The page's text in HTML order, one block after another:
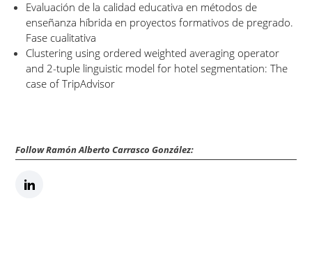
Evaluación de la calidad educativa en métodos de
enseñanza híbrida en proyectos formativos de pregrado.
Fase cualitativa
Clustering using ordered weighted averaging operator
and 2-tuple linguistic model for hotel segmentation: The
case of TripAdvisor
Follow Ramón Alberto Carrasco González: